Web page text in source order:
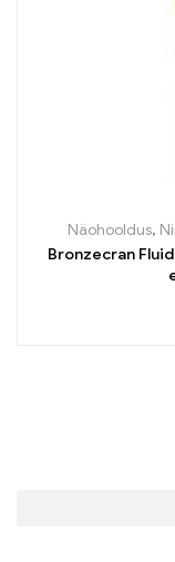
Näohooldus,
Bronzecran